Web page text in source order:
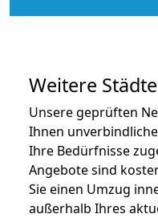
Weitere
Unsere geprüften
Ihnen
Ihre Bedürfnisse
Angebote sind
Sie einen Umzug
außerhalb Ihres